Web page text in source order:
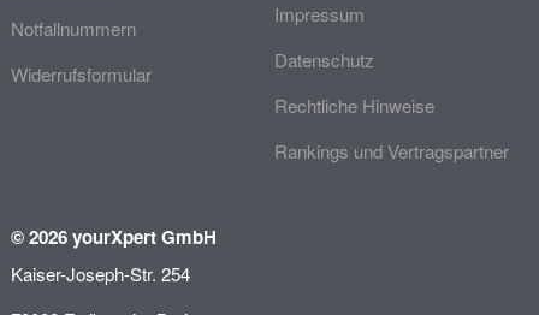
Notfallnummern
Widerrufsformular
Impressum
Datenschutz
Rechtliche Hinweise
Rankings und Vertragspartner
© 2026 yourXpert GmbH
Kaiser-Joseph-Str. 254